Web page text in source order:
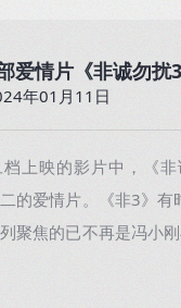
爱情片《非诚勿扰
年01月11日
映的影片中，《非
的爱情片。《非3》
聚焦的已不再是冯小